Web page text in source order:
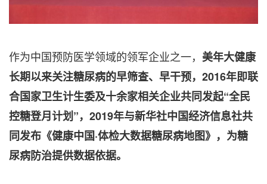
作为中国预防医学领域的领军企业之一， 美年大健康
长期以来关注糖尿病的早筛查、早干预， 2016年即联
合国家卫生计生委及十余家相关企业共同发起“全民
控糖登月计划”，2019年与新华社中国经济信息社共
同发布《健康中国·体检大数据糖尿病地图》，为糖
尿病防治提供数据依据。